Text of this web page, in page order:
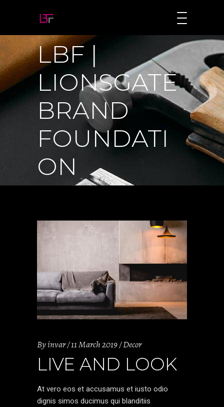
LBF |
LIONSGATE
BRAND
FOUNDATI
ON
Byinvar 11 March 2019 Decor
LIVE AND LOOK
At vero eos et accusamus et iusto odio
dignis simos ducimus qui blanditiis